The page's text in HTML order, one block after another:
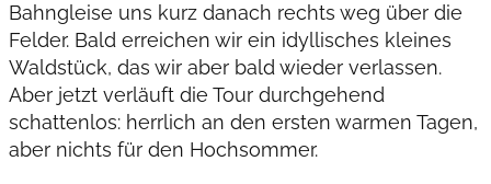
Bahngleise uns kurz danach rechts weg über die
Felder. Bald erreichen wir ein idyllisches kleines
Waldstück, das wir aber bald wieder verlassen.
Aber jetzt verläuft die Tour durchgehend
schattenlos: herrlich an den ersten warmen Tagen,
aber nichts für den Hochsommer.